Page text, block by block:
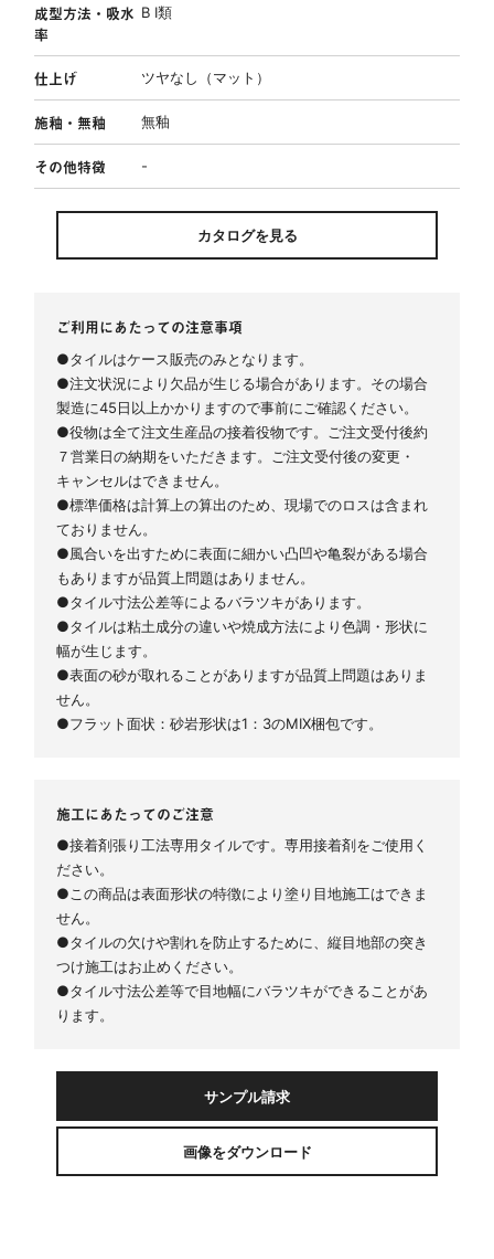
成型方法・吸水
率
B Ⅰ類
仕上げ ツヤなし（マット）
施釉・無釉 無釉
その他特徴 -
カタログを見る
ご利用にあたっての注意事項
●タイルはケース販売のみとなります。
●注文状況により欠品が生じる場合があります。その場合
製造に45日以上かかりますので事前にご確認ください。
●役物は全て注文生産品の接着役物です。ご注文受付後約
７営業日の納期をいただきます。ご注文受付後の変更・
キャンセルはできません。
●標準価格は計算上の算出のため、現場でのロスは含まれ
ておりません。
●風合いを出すために表面に細かい凸凹や亀裂がある場合
もありますが品質上問題はありません。
●タイル寸法公差等によるバラツキがあります。
●タイルは粘土成分の違いや焼成方法により色調・形状に
幅が生じます。
●表面の砂が取れることがありますが品質上問題はありま
せん。
●フラット面状：砂岩形状は1：3のMIX梱包です。
施工にあたってのご注意
●接着剤張り工法専用タイルです。専用接着剤をご使用く
ださい。
●この商品は表面形状の特徴により塗り目地施工はできま
せん。
●タイルの欠けや割れを防止するために、縦目地部の突き
つけ施工はお止めください。
●タイル寸法公差等で目地幅にバラツキができることがあ
ります。
サンプル請求
画像をダウンロード